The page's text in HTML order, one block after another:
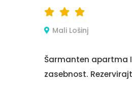
Mali Lošinj
Šarmanten apartma
zasebnost.